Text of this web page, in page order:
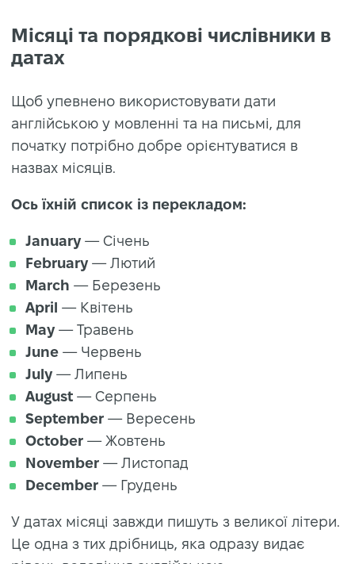
Місяці та порядкові числівники в
датах
Щоб упевнено використовувати дати
англійською у мовленні та на письмі, для
початку потрібно добре орієнтуватися в
назвах місяців.
Ось їхній список із перекладом:
January — Січень
February — Лютий
March — Березень
April — Квітень
May — Травень
June — Червень
July — Липень
August — Серпень
September — Вересень
October — Жовтень
November — Листопад
December — Грудень
У датах місяці завжди пишуть з великої літери.
Це одна з тих дрібниць, яка одразу видає